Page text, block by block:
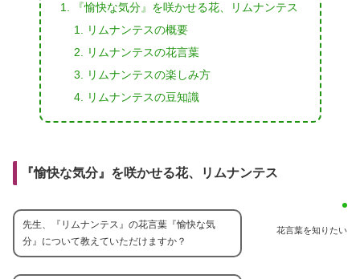
『愉快な気分』を咲かせる花、リムナンテス
リムナンテスの概要
リムナンテスの花言葉
リムナンテスの楽しみ方
リムナンテスの豆知識
『愉快な気分』を咲かせる花、リムナンテス
花言葉を知りたい
先生、『リムナンテス』の花言葉『愉快な気
分』について教えていただけますか？